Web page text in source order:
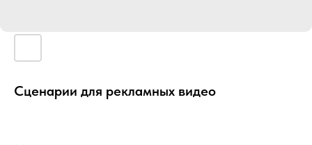
Сценарии для рекламных видео